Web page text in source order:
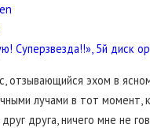
Суперзвезда!!», 5й диск
отзывающийся эхом в
лучами в тот момент,
друга, ничего мне не